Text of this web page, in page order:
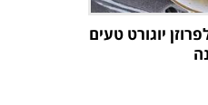
יוגורט טעים